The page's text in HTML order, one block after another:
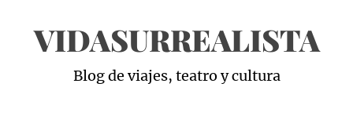
VIDASURREALISTA
Blog de viajes, teatro y cultura